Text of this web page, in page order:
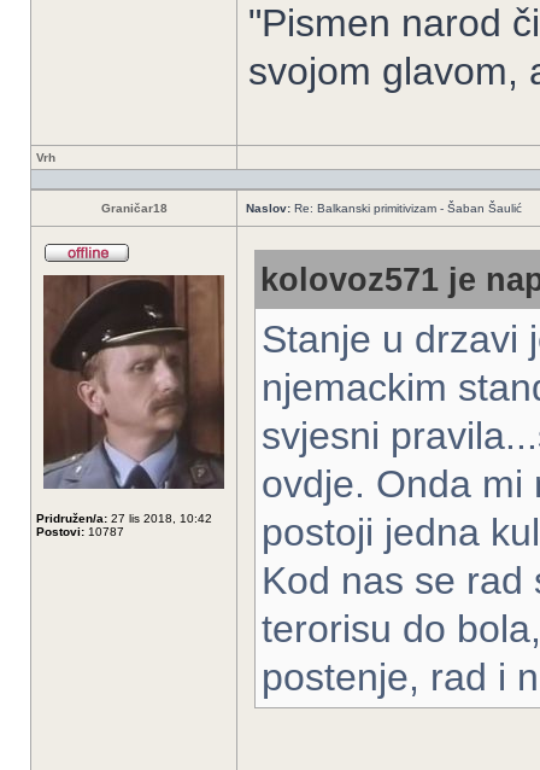
"Pismen narod
svojom glavom,
Vrh
Graničar18 Naslov: Re: Balkanski primitivizam - Šaban Šaulić
Pridružen/a: 27 lis 2018, 10:42
Postovi: 10787
kolovoz571 je
Stanje u drzavi
njemackim
svjesni
ovdje. Onda mi
postoji jedna
Kod nas se rad
terorisu do
postenje, rad i